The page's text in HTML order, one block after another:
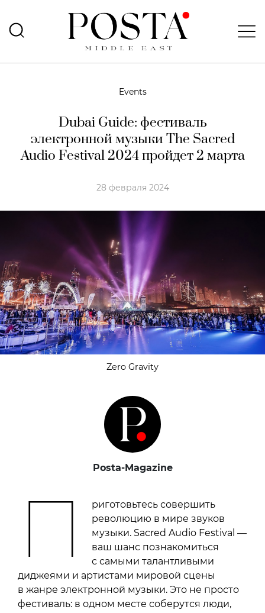
Events
Dubai Guide: фестиваль
электронной музыки The Sacred
Audio Festival 2024 пройдет 2 марта
28 февраля 2024
Zero Gravity
Posta-Magazine
П
риготовьтесь совершить
революцию в мире звуков
музыки. Sacred Audio Festival —
ваш шанс познакомиться
с самыми талантливыми
диджеями и артистами мировой сцены
в жанре электронной музыки. Это не просто
фестиваль: в одном месте соберутся люди,